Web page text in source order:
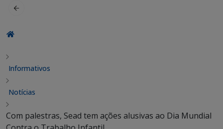
Informativos
Notícias
Com palestras, Sead tem ações alusivas ao Dia Mundial